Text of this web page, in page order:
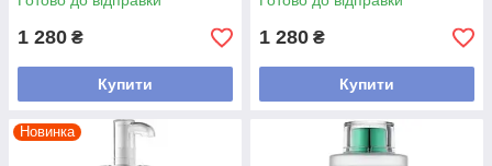
1 280 ₴
Купити
1 280 ₴
Купити
Новинка